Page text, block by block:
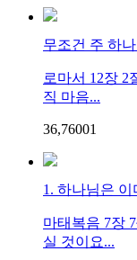
무조건 주 하
로마서 12장 2
직 마음...
36,76001
1. 하나님은 이
마태복음 7장
실 것이요...